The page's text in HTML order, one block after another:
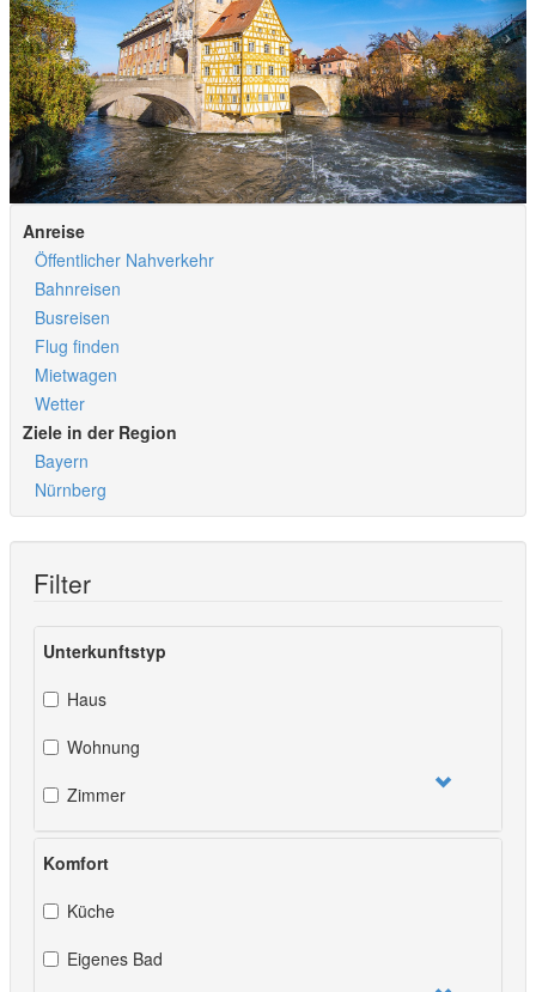
Anreise
Öffentlicher Nahverkehr
Bahnreisen
Busreisen
Flug finden
Mietwagen
Wetter
Ziele in der Region
Bayern
Nürnberg
Filter
Unterkunftstyp
Haus
Wohnung
Zimmer
Komfort
Küche
Eigenes Bad